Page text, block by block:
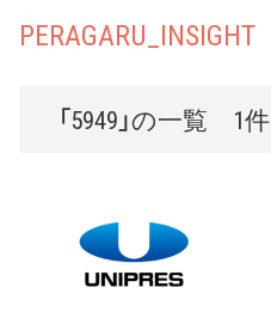
PERAGARU_INSIGHT
「5949」の一覧 1件